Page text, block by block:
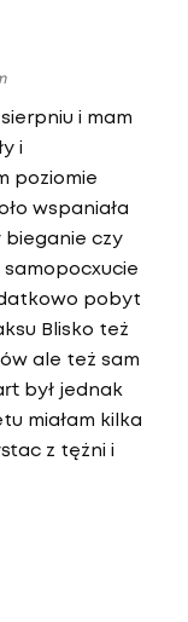
i mam
i
poziomie
wspaniała
czy
pobyt
Blisko też
ale też sam
był jednak
miałam kilka
z tężni i